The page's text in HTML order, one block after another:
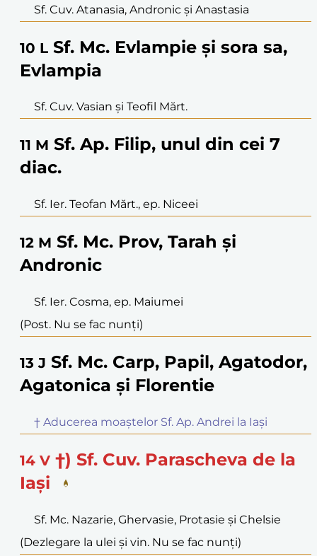
Sf. Cuv. Atanasia, Andronic și Anastasia
10 L Sf. Mc. Evlampie și sora sa,
Evlampia
Sf. Cuv. Vasian și Teofil Mărt.
11 M Sf. Ap. Filip, unul din cei 7
diac.
Sf. Ier. Teofan Mărt., ep. Niceei
12 M Sf. Mc. Prov, Tarah și
Andronic
Sf. Ier. Cosma, ep. Maiumei
(Post. Nu se fac nunți)
13 J Sf. Mc. Carp, Papil, Agatodor,
Agatonica și Florentie
† Aducerea moaștelor Sf. Ap. Andrei la Iași
14 V †) Sf. Cuv. Parascheva de la
Iași
Sf. Mc. Nazarie, Ghervasie, Protasie și Chelsie
(Dezlegare la ulei și vin. Nu se fac nunți)